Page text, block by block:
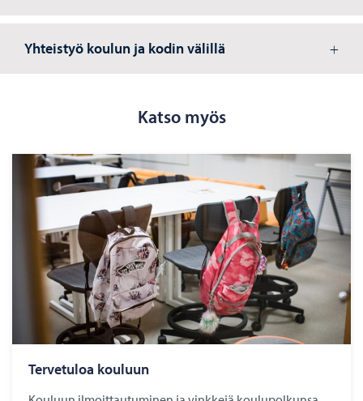
Yhteistyö koulun ja kodin välillä
Katso myös
Ter­ve­tu­loa kou­luun